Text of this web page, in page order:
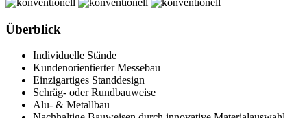
Überblick
Individuelle Stände
Kundenorientierter Messebau
Einzigartiges Standdesign
Schräg- oder Rundbauweise
Alu- & Metallbau